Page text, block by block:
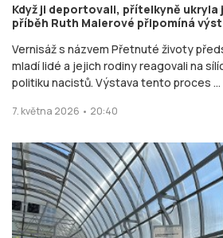
Když ji deportovali, přítelkyně ukryla
příběh Ruth Maierové připomíná
Vernisáž s názvem Přetnuté životy
mladí lidé a jejich rodiny reagovali na
politiku nacistů. Výstava tento proces ...
7. května 2026 • 20:40